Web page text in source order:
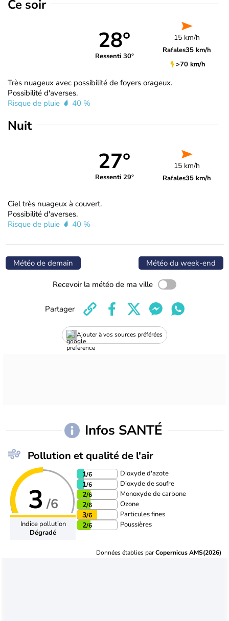
Ce soir
28°
Ressenti 30°
15 km/h
Rafales35 km/h
>70 km/h
Très nuageux avec possibilité de foyers orageux.
Possibilité d'averses.
Risque de pluie
40 %
Nuit
27°
Ressenti 29°
15 km/h
Rafales35 km/h
Ciel très nuageux à couvert.
Possibilité d'averses.
Risque de pluie
40 %
Météo de demain Météo du week-end
Recevoir la météo de ma ville
Ajouter à vos sources préférées
Partager
Infos SANTÉ
Pollution et qualité de l'air
3 /6
Indice pollution
Dégradé
1/6 Dioxyde d'azote
1/6 Dioxyde de soufre
2/6 Monoxyde de carbone
2/6 Ozone
3/6 Particules fines
2/6 Poussières
Données établies parCopernicus AMS(2026)